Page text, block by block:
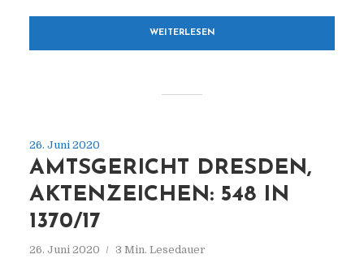
WEITERLESEN
26. Juni 2020
AMTSGERICHT DRESDEN,
AKTENZEICHEN: 548 IN
1370/17
26. Juni 2020 3 Min. Lesedauer